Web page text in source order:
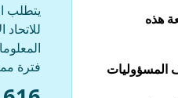
هذه
المسؤوليات
فترة